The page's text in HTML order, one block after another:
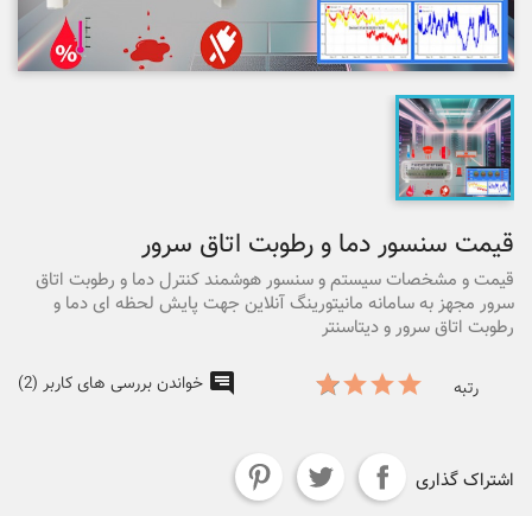
قیمت سنسور دما و رطوبت اتاق سرور
قیمت و مشخصات سیستم و سنسور هوشمند کنترل دما و رطوبت اتاق
سرور مجهز به سامانه مانیتورینگ آنلاین جهت پایش لحظه ای دما و
رطوبت اتاق سرور و دیتاسنتر
رتبه خواندن بررسی های کاربر (2)
اشتراک گذاری